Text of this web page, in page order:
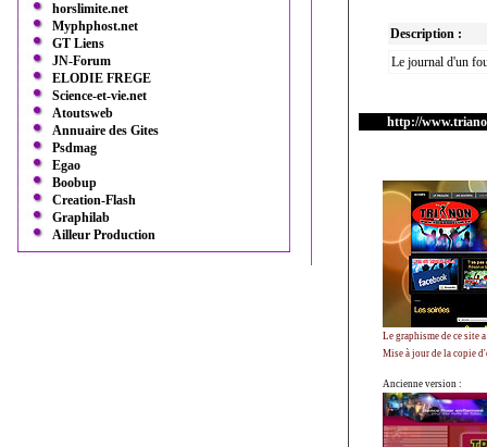
horslimite.net
Myphphost.net
GT Liens
JN-Forum
ELODIE FREGE
Science-et-vie.net
Atoutsweb
Annuaire des Gites
Psdmag
Egao
Boobup
Creation-Flash
Graphilab
Ailleur Production
Description :
Le journal d'un
http://
Le graphisme de ce site
Mise à jour de la copie
Ancienne version :